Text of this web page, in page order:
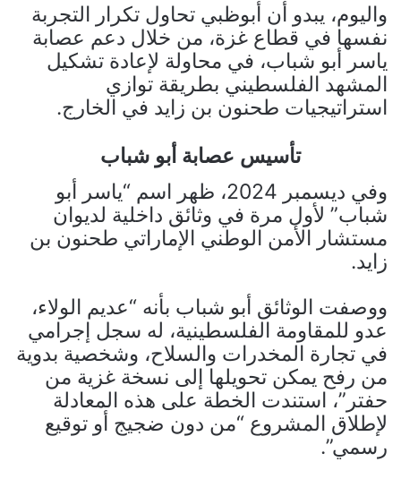
واليوم، يبدو أن أبوظبي تحاول تكرار التجربة
نفسها في قطاع غزة، من خلال دعم عصابة
ياسر أبو شباب، في محاولة لإعادة تشكيل
المشهد الفلسطيني بطريقة توازي
استراتيجيات طحنون بن زايد في الخارج.
تأسيس عصابة أبو شباب
وفي ديسمبر 2024، ظهر اسم “ياسر أبو
شباب” لأول مرة في وثائق داخلية لديوان
مستشار الأمن الوطني الإماراتي طحنون بن
زايد.
ووصفت الوثائق أبو شباب بأنه “عديم الولاء،
عدو للمقاومة الفلسطينية، له سجل إجرامي
في تجارة المخدرات والسلاح، وشخصية بدوية
من رفح يمكن تحويلها إلى نسخة غزية من
حفتر”، استندت الخطة على هذه المعادلة
لإطلاق المشروع “من دون ضجيج أو توقيع
رسمي”.